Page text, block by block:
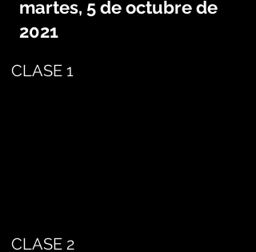
martes, 5 de octubre de
2021
CLASE 1
CLASE 2